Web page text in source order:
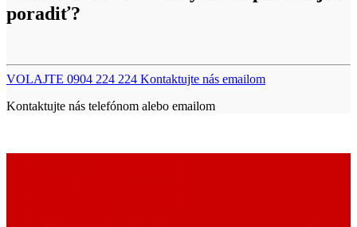
poradiť?
VOLAJTE 0904 224 224 Kontaktujte nás emailom
Kontaktujte nás telefónom alebo emailom